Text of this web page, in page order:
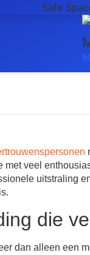
met veel
uitstraling
die
dan alleen een